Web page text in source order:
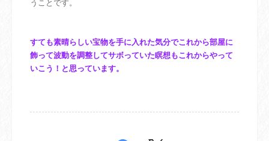
うことです。
すても素晴らしい宝物を手に入れた気分でこれから部屋に
飾って波動を調整してサボっていた瞑想もこれからやって
いこう！と思っています。